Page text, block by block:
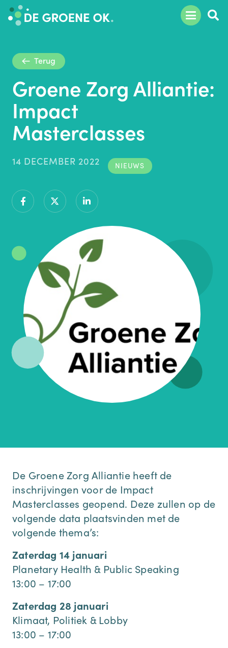
Terug
Groene Zorg Alliantie:
Impact
Masterclasses
14 DECEMBER 2022 NIEUWS
De Groene Zorg Alliantie heeft de
inschrijvingen voor de Impact
Masterclasses geopend. Deze zullen op de
volgende data plaatsvinden met de
volgende thema’s:
Zaterdag 14 januari
Planetary Health & Public Speaking
13:00 – 17:00
Zaterdag 28 januari
Klimaat, Politiek & Lobby
13:00 – 17:00